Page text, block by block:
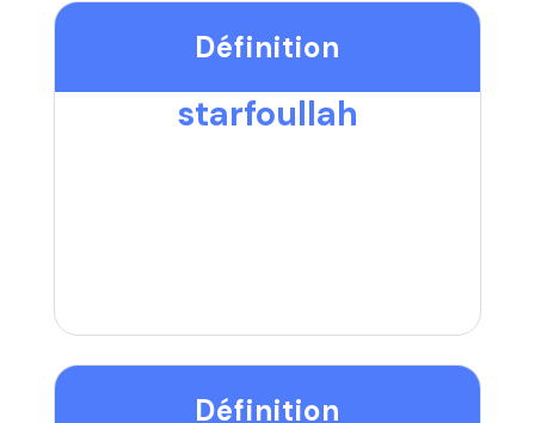
Définition
starfoullah
Définition